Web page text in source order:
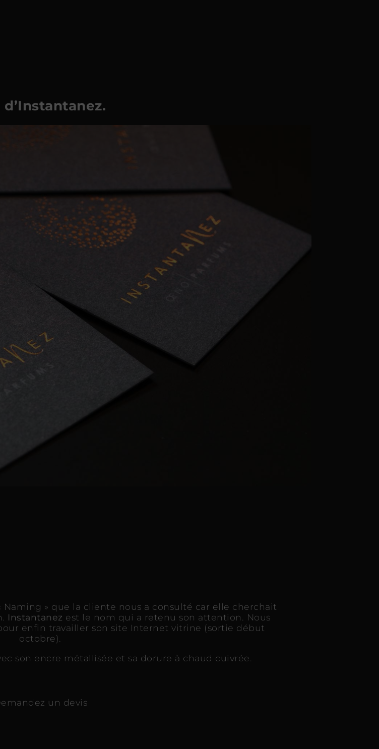
Naming » que la cliente nous a consulté car elle cherchait
Instantanez est le nom qui a retenu son attention. Nous
enfin travailler son site Internet vitrine (sortie début
octobre).
son encre métallisée et sa dorure à chaud cuivrée.
un devis